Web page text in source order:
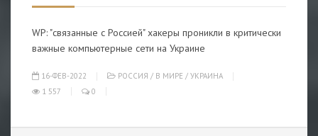
WP: "связанные с Россией" хакеры проникли в критически
важные компьютерные сети на Украине
16-ФЕВ-2022 РОССИЯ / В МИРЕ / УКРАИНА
1 557
0